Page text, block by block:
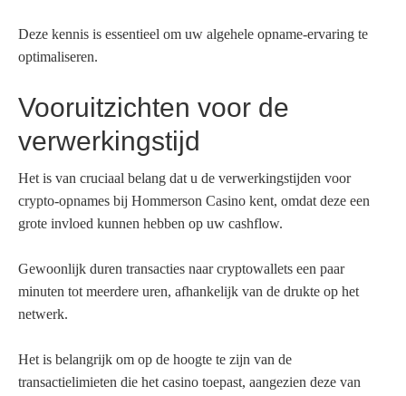
Deze kennis is essentieel om uw algehele opname-ervaring te
optimaliseren.
Vooruitzichten voor de
verwerkingstijd
Het is van cruciaal belang dat u de verwerkingstijden voor
crypto-opnames bij Hommerson Casino kent, omdat deze een
grote invloed kunnen hebben op uw cashflow.
Gewoonlijk duren transacties naar cryptowallets een paar
minuten tot meerdere uren, afhankelijk van de drukte op het
netwerk.
Het is belangrijk om op de hoogte te zijn van de
transactielimieten die het casino toepast, aangezien deze van